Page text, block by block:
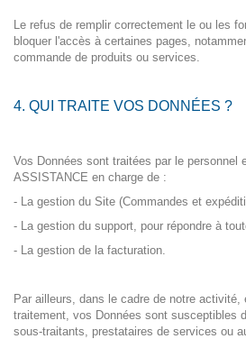
Le refus de remplir correctement le ou les
bloquer l'accès à certaines pages,
commande de produits ou services.
4. QUI TRAITE VOS DONNÉES ?
Vos Données sont traitées par le personnel
ASSISTANCE en charge de :
- La gestion du Site (Commandes et
- La gestion du support, pour répondre à
- La gestion de la facturation.
Par ailleurs, dans le cadre de notre activité,
traitement, vos Données sont susceptibles
sous-traitants, prestataires de services ou